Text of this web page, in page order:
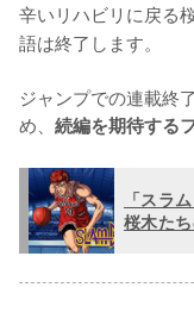
辛いリハビリに戻る
語は終了します。
ジャンプでの連載終
め、 続編を期待する
「スラ
桜木た